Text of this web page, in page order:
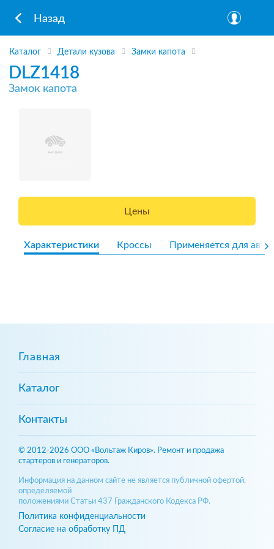
Назад
Каталог Детали кузова Замки капота
DLZ1418
Замок капота
Цены
Характеристики Кроссы Применяется для авто
Главная
Каталог
Контакты
© 2012-2026 ООО «Вольтаж Киров». Ремонт и продажа
стартеров и генераторов.
Информация на данном сайте не является публичной офертой,
определяемой
положениями Статьи 437 Гражданского Кодекса РФ.
Политика конфиденциальности
Согласие на обработку ПД